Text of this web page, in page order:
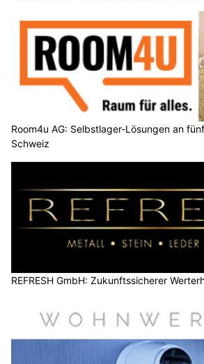
Room4u AG: Selbstlager-Lösungen an
Schweiz
REFRESH GmbH: Zukunftssicherer